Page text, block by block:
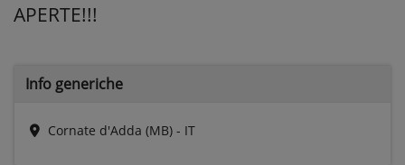
APERTE!!!
Info generiche
Cornate d'Adda (MB) - IT